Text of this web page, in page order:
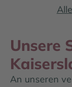
Unsere
An unseren